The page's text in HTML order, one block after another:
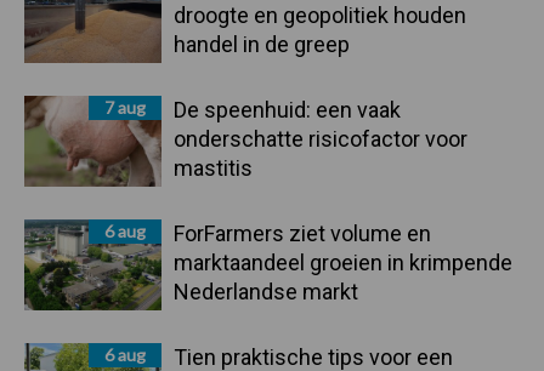
droogte en geopolitiek houden
handel in de greep
7 aug
De speenhuid: een vaak
onderschatte risicofactor voor
mastitis
6 aug
ForFarmers ziet volume en
marktaandeel groeien in krimpende
Nederlandse markt
6 aug
Tien praktische tips voor een